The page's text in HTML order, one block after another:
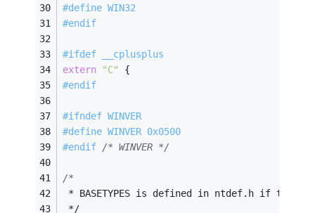
#define WIN32
#endif
#ifdef __cplusplus
extern
"C"
{
#endif
#ifndef WINVER
#define WINVER 0x0500
#endif /* WINVER */
/*
* BASETYPES is defined in ntdef.h if these
*/